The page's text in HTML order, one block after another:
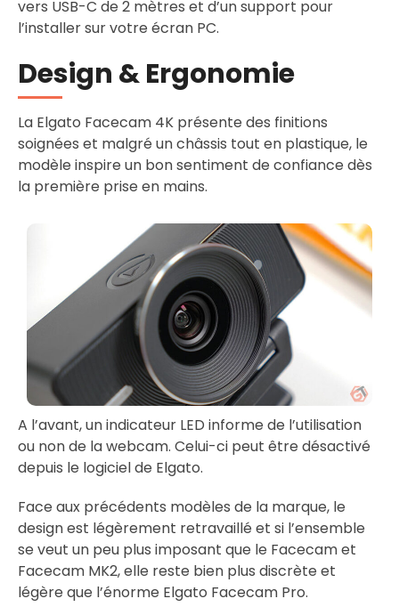
vers USB-C de 2 mètres et d’un support pour
l’installer sur votre écran PC.
Design & Ergonomie
La Elgato Facecam 4K présente des finitions
soignées et malgré un châssis tout en plastique, le
modèle inspire un bon sentiment de confiance dès
la première prise en mains.
A l’avant, un indicateur LED informe de l’utilisation
ou non de la webcam. Celui-ci peut être désactivé
depuis le logiciel de Elgato.
Face aux précédents modèles de la marque, le
design est légèrement retravaillé et si l’ensemble
se veut un peu plus imposant que le Facecam et
Facecam MK2, elle reste bien plus discrète et
légère que l’énorme Elgato Facecam Pro.